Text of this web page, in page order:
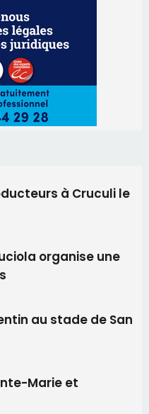
à Cruculi le
organise une
au stade de San
Marie et
du tournoi du
du
Exupery